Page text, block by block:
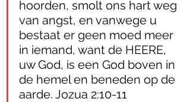
hoorden, smolt ons hart weg
van angst, en vanwege u
bestaat er geen moed meer
in iemand, want de HEERE,
uw God, is een God boven in
de hemel en beneden op de
aarde. Jozua 2:10-11